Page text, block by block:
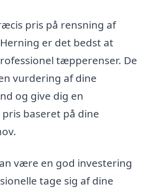
pris på rensning af
er det bedst at
tæpperenser. De
vurdering af dine
og give dig en
baseret på dine
være en god investering
tage sig af dine